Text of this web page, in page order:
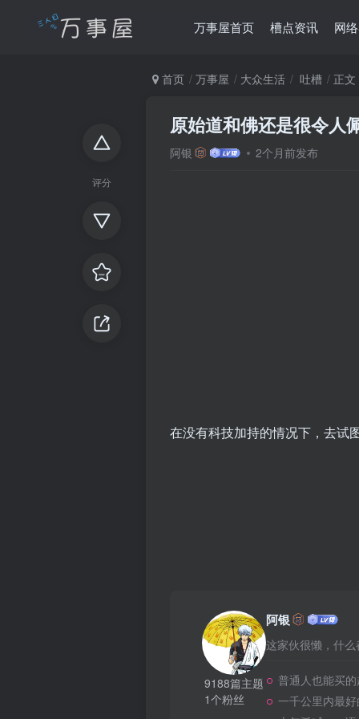
万事屋首页 槽点资讯 网
评分
首页 万事屋 大众生活 吐槽 正文
原始道和佛还是很令人
阿银 2个月前发布
在没有科技加持的情况下，去试
9188篇主题
1个粉丝
阿银
这家伙很懒，什
普通人也能买
一千公里内最